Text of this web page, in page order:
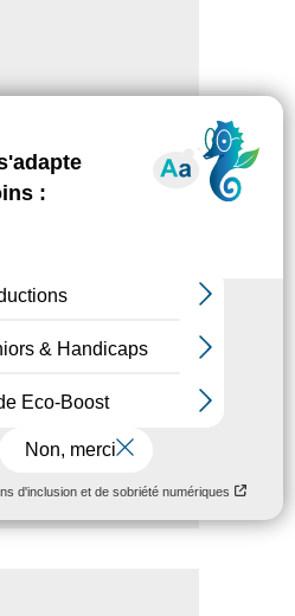
Accessible
Gazelles –
– Acteurs
&